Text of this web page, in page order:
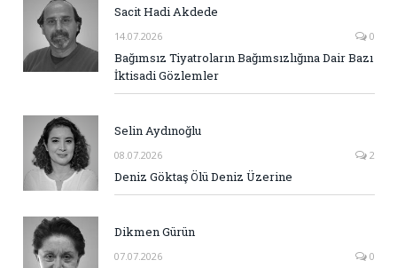
Sacit Hadi Akdede
14.07.2026 0
Bağımsız Tiyatroların Bağımsızlığına Dair Bazı
İktisadi Gözlemler
Selin Aydınoğlu
08.07.2026 2
Deniz Göktaş Ölü Deniz Üzerine
Dikmen Gürün
07.07.2026 0